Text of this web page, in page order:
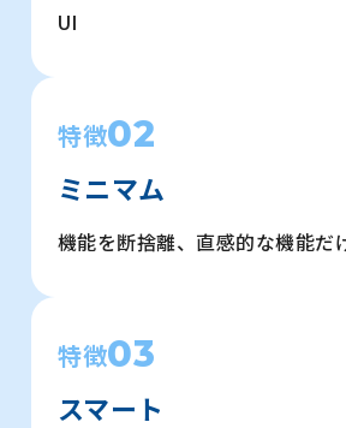
UI
特徴02
ミニマム
機能を断捨離、直感的な機能だ
特徴03
スマート